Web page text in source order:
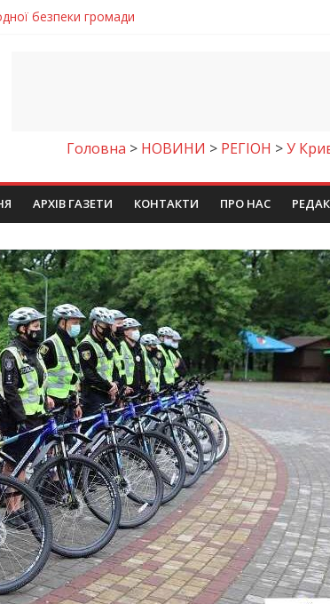
пожеж в екосистемах
найкращими в Україні
на магістральному водогоні
безпеки громади
Головна > НОВИНИ > РЕГІОН >У
АРХІВ ГАЗЕТИ КОНТАКТИ ПРО НАС